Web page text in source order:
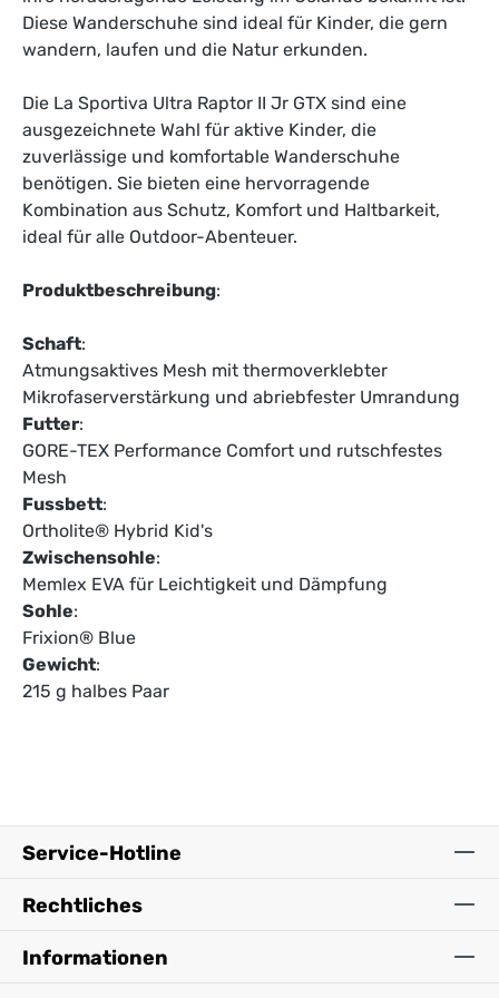
Diese Wanderschuhe sind ideal für Kinder, die gern
wandern, laufen und die Natur erkunden.
Die La Sportiva Ultra Raptor II Jr GTX sind eine
ausgezeichnete Wahl für aktive Kinder, die
zuverlässige und komfortable Wanderschuhe
benötigen. Sie bieten eine hervorragende
Kombination aus Schutz, Komfort und Haltbarkeit,
ideal für alle Outdoor-Abenteuer.
Produktbeschreibung:
Schaft:
Atmungsaktives Mesh mit thermoverklebter
Mikrofaserverstärkung und abriebfester Umrandung
Futter:
GORE-TEX Performance Comfort und rutschfestes
Mesh
Fussbett:
Ortholite® Hybrid Kid's
Zwischensohle:
Memlex EVA für Leichtigkeit und Dämpfung
Sohle:
Frixion® Blue
Gewicht:
215 g halbes Paar
Service-Hotline
Rechtliches
Informationen